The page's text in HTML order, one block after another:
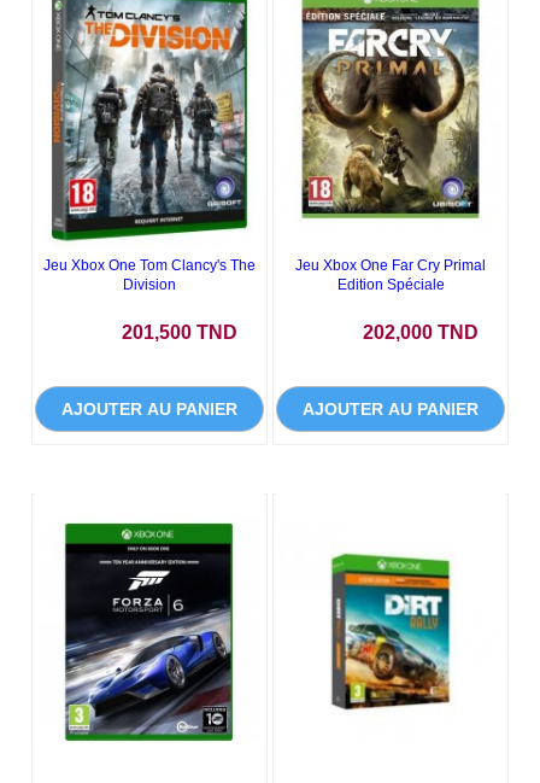
Jeu Xbox One Tom Clancy's The
Division
201,500 TND
AJOUTER AU PANIER
Jeu Xbox One Far Cry Primal
Edition Spéciale
202,000 TND
AJOUTER AU PANIER